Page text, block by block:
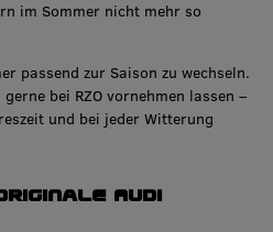
im Sommer nicht mehr so
passend zur Saison zu wechseln.
bei RZO vornehmen lassen –
und bei jeder Witterung
Audi